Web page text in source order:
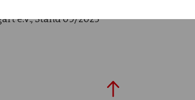
e.V., Stand 09/2023